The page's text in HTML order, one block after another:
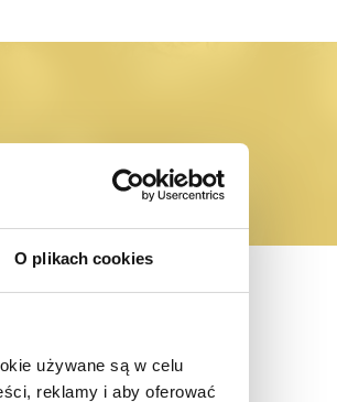
O plikach cookies
używane są w celu
reklamy i aby oferować